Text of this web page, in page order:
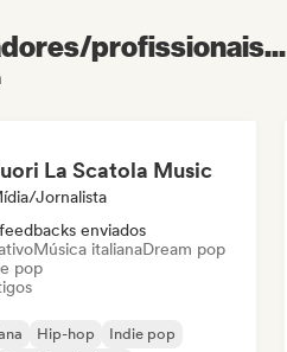
profissionais...
La Scatola Music
Jornalista
enviados
Música italianaDream pop
pop
Hip-hop
Indie pop